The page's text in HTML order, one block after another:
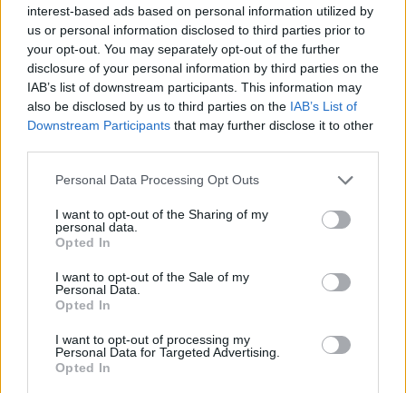
interest-based ads based on personal information utilized by
us or personal information disclosed to third parties prior to
your opt-out. You may separately opt-out of the further
disclosure of your personal information by third parties on the
IAB’s list of downstream participants. This information may
also be disclosed by us to third parties on the IAB’s List of
Downstream Participants that may further disclose it to other
Personal Data Processing Opt Outs
I want to opt-out of the Sharing of my
personal data.
Opted In
I want to opt-out of the Sale of my
Personal Data.
Opted In
I want to opt-out of processing my
Personal Data for Targeted Advertising.
Opted In
πανδημίας στα προγράμματα
προσυμπτωματικού ελέγχου για τον καρκίνο
μαστού, παχέος εντέρου και τραχήλου της
μήτρας, ιδίως ως το πρώτο μισό του 2020. Τα
επόμενα χρόνια αναμένεται να αυξηθούν
τόσο τα περιστατικά προχωρημένων
νόσο.
Διαβάστε επίσης
Ελπίδες για την αντιμετώπιση του
προχωρημένου “HER2-low” καρκίνου μαστού
Ιατρική αντιμετώπιση του καρκίνου, μέσω
τεχνητής νοημοσύνης